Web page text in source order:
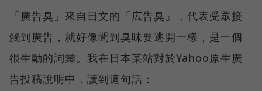
「廣告臭」來自日文的「広告臭」，代表受眾接
觸到廣告，就好像聞到臭味要逃開一樣，是一個
很生動的詞彙。我在日本某站對於Yahoo原生廣
告投稿說明中，讀到這句話：